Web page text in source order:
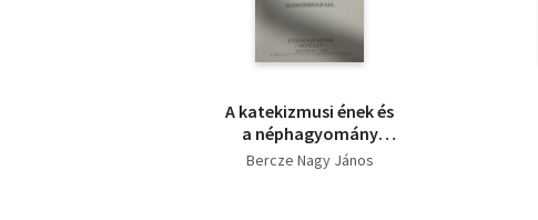
A katekizmusi ének és
a néphagyomány
számszimbolikája -
Bercze Nagy János